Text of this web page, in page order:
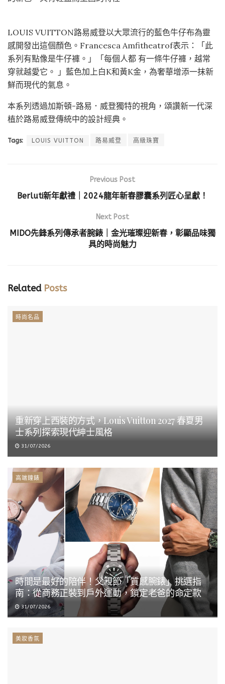
LOUIS VUITTON路易威登以大眾流行的藍色牛仔布為靈
感開發出這個顏色。Francesca Amfitheatrof表示：「此
系列有點像是牛仔褲。」「每個人都 有一條牛仔褲，越常
穿就越愛它。 」藍色加上白K和黃K金，為奢華增添一抹新
鮮而現代的氣息。
本系列透過加斯頓-路易．威登獨特的視角，頌讚新一代深
植於路易威登傳統中的設計經典。
Tags: LOUIS VUITTON 路易威登 高級珠寶
Previous Post
Berluti新年獻禮｜2024龍年新春膠囊系列匠心呈獻！
Next Post
MIDO先鋒系列傳承者腕錶｜金光璀璨迎新春，彰顯品味獨
具的時尚魅力
RelatedPosts
時尚名品
重新穿上西裝的方式，Louis Vuitton 2027 春夏男
士系列探索現代紳士風格
31/07/2026
高端鐘錶
時間是最好的陪伴！父親節「質感腕錶」挑選指
南：從商務正裝到戶外運動，鎖定老爸的命定款
31/07/2026
美妝香氛